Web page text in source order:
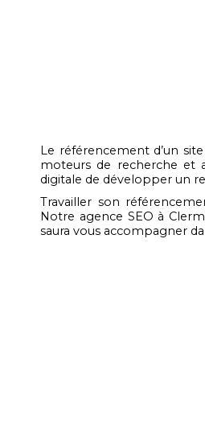
Le référencement d’un
moteurs de recherche et
digitale de développer un
Travailler son
Notre agence SEO à
saura vous accompagner